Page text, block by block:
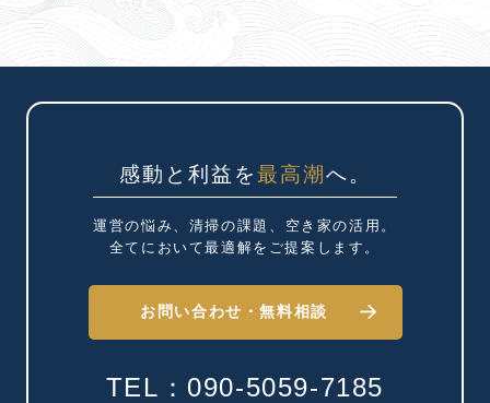
感動と利益を最高潮へ。
運営の悩み、清掃の課題、 空き家の活用。
全てにおいて最適解を ご提案します。
お問い合わせ・無料相談
TEL：090-5059-7185